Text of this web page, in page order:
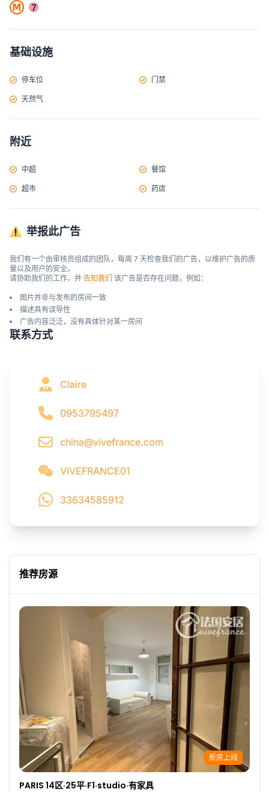
基础设施
停车位 门禁
天然气
附近
中超 餐馆
超市 药店
举报此广告
我们有一个由审核员组成的团队，每周 7 天检查我们的广告，以维护广告的质
量以及用户的安全。
请协助我们的工作，并 告知我们 该广告是否存在问题，例如：
图片并非与发布的房间一致
描述具有误导性
广告内容泛泛，没有具体针对某一房间
联系方式
Claire
0953795497
china@vivefrance.com
VIVEFRANCE01
33634585912
推荐房源
新房上线
PARIS 14区·25平·F1·studio·有家具